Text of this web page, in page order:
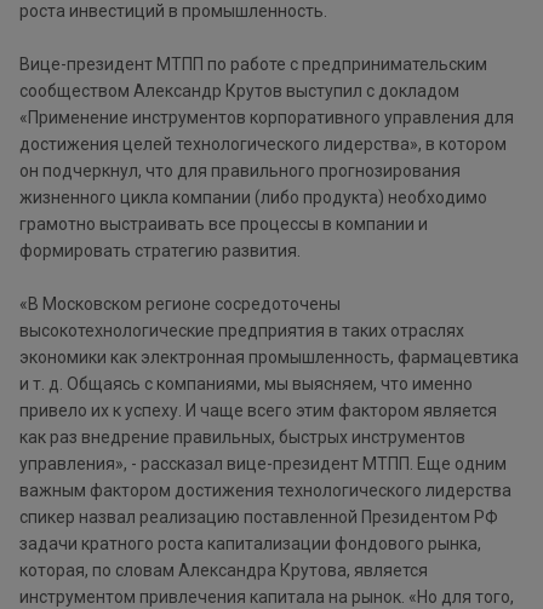
роста инвестиций в промышленность.
Вице-президент МТПП по работе с предпринимательским
сообществом Александр Крутов выступил с докладом
«Применение инструментов корпоративного управления для
достижения целей технологического лидерства», в котором
он подчеркнул, что для правильного прогнозирования
жизненного цикла компании (либо продукта) необходимо
грамотно выстраивать все процессы в компании и
формировать стратегию развития.
«В Московском регионе сосредоточены
высокотехнологические предприятия в таких отраслях
экономики как электронная промышленность, фармацевтика
и т. д. Общаясь с компаниями, мы выясняем, что именно
привело их к успеху. И чаще всего этим фактором является
как раз внедрение правильных, быстрых инструментов
управления», - рассказал вице-президент МТПП. Еще одним
важным фактором достижения технологического лидерства
спикер назвал реализацию поставленной Президентом РФ
задачи кратного роста капитализации фондового рынка,
которая, по словам Александра Крутова, является
инструментом привлечения капитала на рынок. «Но для того,